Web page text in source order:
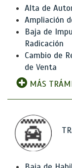
Alta de
Ampliación
Baja de
Radicación
Cambio de
de Venta
MÁS